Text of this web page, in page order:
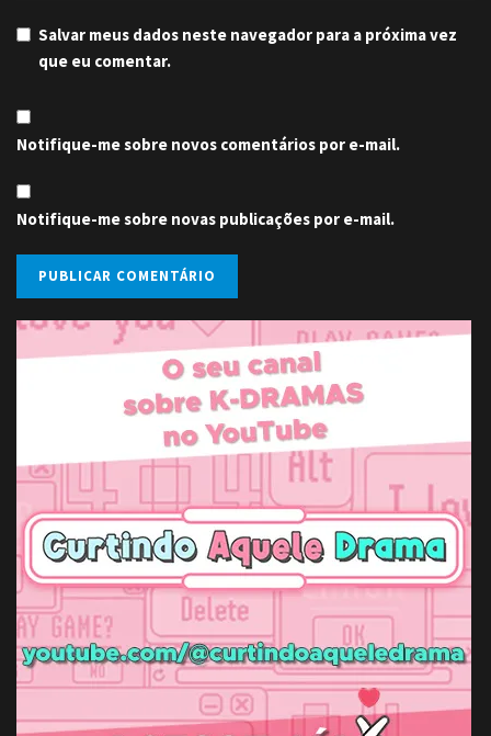
Salvar meus dados neste navegador para a próxima vez
que eu comentar.
Notifique-me sobre novos comentários por e-mail.
Notifique-me sobre novas publicações por e-mail.